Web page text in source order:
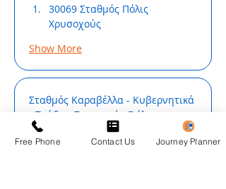
30069 Σταθμός Πόλις
Χρυσοχούς
Show More
Σταθμός Καραβέλλα - Κυβερνητικά
- Τσάδα - Στρουμπί - Γιόλου -
Σκούλλι - Χόλη - Γουδί - Χρυσοχού -
Πόλις Χρυσοχούς
Free Phone Contact Us Journey Planner